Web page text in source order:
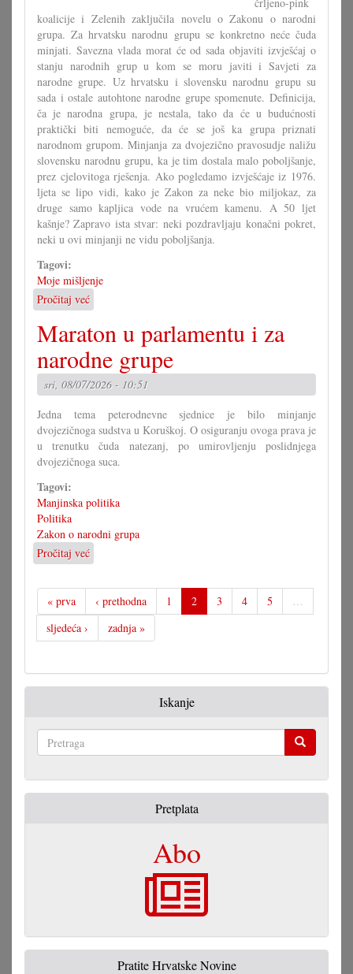
koalicije i Zelenih zaključila novelu o Zakonu o narodni
grupa. Za hrvatsku narodnu grupu se konkretno neće čuda
minjati. Savezna vlada morat će od sada objaviti izvješćaj o
stanju narodnih grup u kom se moru javiti i Savjeti za
narodne grupe. Uz hrvatsku i slovensku narodnu grupu su
sada i ostale autohtone narodne grupe spomenute. Definicija,
ča je narodna grupa, je nestala, tako da će u budućnosti
praktički biti nemoguće, da će se još ka grupa priznati
narodnom grupom. Minjanja za dvojezično pravosudje naližu
slovensku narodnu grupu, ka je tim dostala malo poboljšanje,
prez cjelovitoga rješenja. Ako pogledamo izvješćaje iz 1976.
ljeta se lipo vidi, kako je Zakon za neke bio miljokaz, za
druge samo kapljica vode na vrućem kamenu. A 50 ljet
kašnje? Zapravo ista stvar: neki pozdravljaju konačni pokret,
neki u ovi minjanji ne vidu poboljšanja.
Tagovi:
Moje mišljenje
Pročitaj već
Zakon
mora
dati
odgovore
Maraton u parlamentu i za
narodne grupe
sri, 08/07/2026 - 10:51
Jedna tema peterodnevne sjednice je bilo minjanje
dvojezičnoga sudstva u Koruškoj. O osiguranju ovoga prava je
u trenutku čuda natezanj, po umirovljenju poslidnjega
dvojezičnoga suca.
Tagovi:
Manjinska politika
Politika
Zakon o narodni grupa
Pročitaj već
Maraton
u
parlamentu
i
« prva ‹ prethodna 1 2 3 4 5
…
sljedeća ›
zadnja »
Iskanje
Pretplata
Abo
Pratite Hrvatske Novine